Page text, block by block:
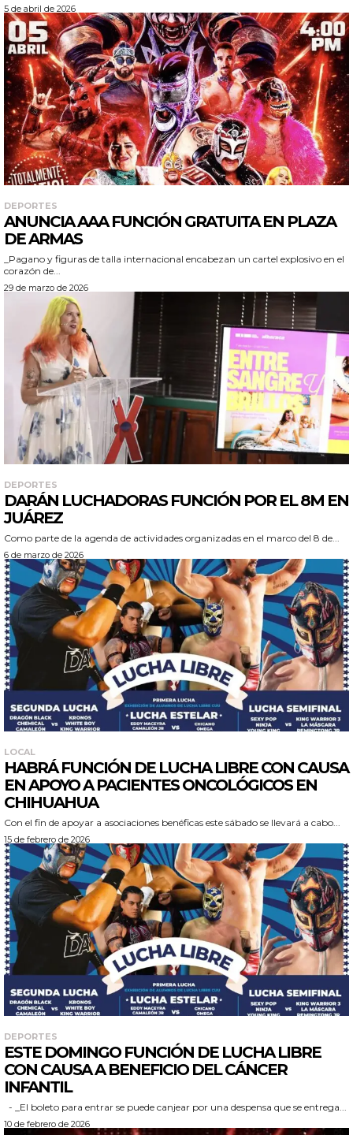
5 de abril de 2026
DEPORTES
ANUNCIA AAA FUNCIÓN GRATUITA EN PLAZA
DE ARMAS
_Pagano y figuras de talla internacional encabezan un cartel explosivo en el
corazón de...
29 de marzo de 2026
DEPORTES
DARÁN LUCHADORAS FUNCIÓN POR EL 8M EN
JUÁREZ
Como parte de la agenda de actividades organizadas en el marco del 8 de...
6 de marzo de 2026
LOCAL
HABRÁ FUNCIÓN DE LUCHA LIBRE CON CAUSA
EN APOYO A PACIENTES ONCOLÓGICOS EN
CHIHUAHUA
Con el fin de apoyar a asociaciones benéficas este sábado se llevará a cabo...
15 de febrero de 2026
DEPORTES
ESTE DOMINGO FUNCIÓN DE LUCHA LIBRE
CON CAUSA A BENEFICIO DEL CÁNCER
INFANTIL
- _El boleto para entrar se puede canjear por una despensa que se entrega...
10 de febrero de 2026